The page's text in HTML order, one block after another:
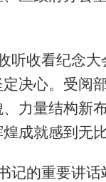
听收看纪念
决心。受阅
力量结构新
成就感到无
记的重要讲